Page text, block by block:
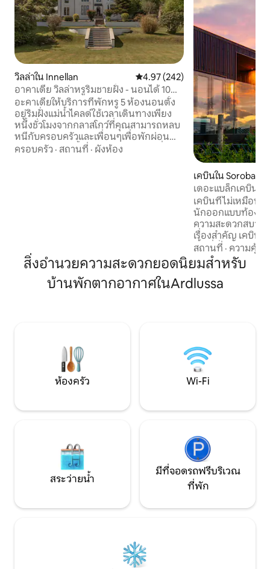
วิลล่าใน Innellan คะแนนเฉลี่ย 4.97 จาก 5, 242 รีวิว
4.97 (242)
อาคาเดีย วิลล่าหรูริมชายฝั่ง - นอนได้ 10
คน
อะคาเดียให้บริการที่พักหรู 5 ห้องนอนตั้ง
อยู่ริมฝั่งแม่น้ำไคลด์ใช้เวลาเดินทางเพียง
หนึ่งชั่วโมงจากกลาสโกว์ที่คุณสามารถหลบ
หนีกับครอบครัวและเพื่อนๆเพื่อพักผ่อน
และผ่อนคลาย ตั้งอยู่ในหมู่บ้านเล็กๆที่
ครอบครัว · สถานที่ · ผังห้อง
เคบินใน Soroba
เดอะแบล็กเคบิน โ
เคบินที่ไม่เหมือนใ
นักออกแบบท้องถิ่
ความสะดวกสบาย
เรื่องสำคัญ เคบินที่มีสไตล์ไม่เหมือนใครมี
พื้นที่นั่งเล่นครัวพร้
นอนซูเปอร์คิงไซส์
กว้างขวางพร้อมอ่างน้ำร้อ
เขาสูงคุณสามารถ
สถานที่ · ความคุ้ม
สิ่งอำนวยความสะดวกยอดนิยมสำหรับ
บ้านพักตากอากาศในArdlussa
ห้องครัว Wi-Fi
สระว่ายน้ำ
มีที่จอดรถฟรีบริเวณ
ที่พัก